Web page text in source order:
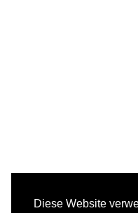
Diese Website